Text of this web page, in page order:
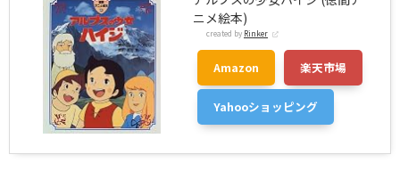
ニメ絵本)
created by Rinker
Amazon 楽天市場
Yahooショッピング